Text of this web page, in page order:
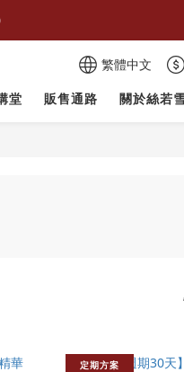
繁體中文
堂 販售通路 關於絲若
定期方案